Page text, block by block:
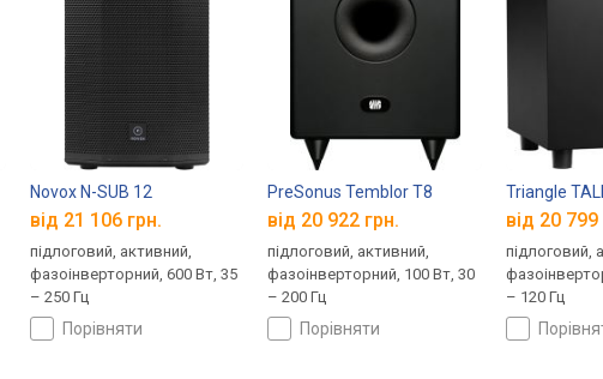
Novox N-SUB 12
від 21 106 грн.
підлоговий, активний,
фазоінверторний, 600 Вт, 35
– 250 Гц
порівняти
PreSonus Temblor T8
від 20 922 грн.
підлоговий, активний,
фазоінверторний, 100 Вт, 30
– 200 Гц
порівняти
Triangle
від 20 799
підлоговий,
– 120 Гц